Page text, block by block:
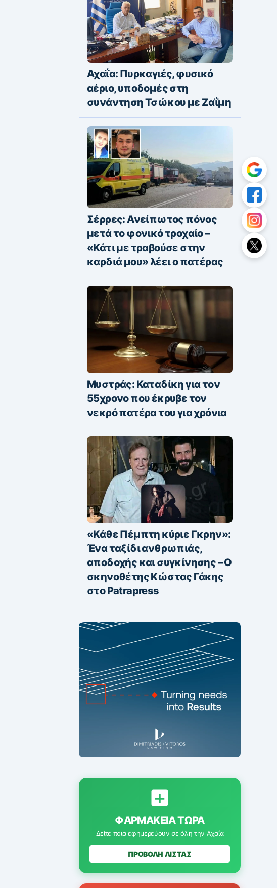
Αχαΐα: Πυρκαγιές, φυσικό
αέριο, υποδομές στη
συνάντηση Τσώκου με Ζαΐμη
Σέρρες: Ανείπωτος πόνος
μετά το φονικό τροχαίο –
«Κάτι με τραβούσε στην
καρδιά μου» λέει ο πατέρας
Μυστράς: Καταδίκη για τον
55χρονο που έκρυβε τον
νεκρό πατέρα του για χρόνια
«Κάθε Πέμπτη κύριε Γκρην»:
Ένα ταξίδι ανθρωπιάς,
αποδοχής και συγκίνησης – Ο
σκηνοθέτης Κώστας Γάκης
στο Patrapress
ΦΑΡΜΑΚΕΊΑ ΤΏΡΑ
Δείτε ποια εφημερεύουν σε όλη την Αχαΐα
ΠΡΟΒΟΛΗ ΛΙΣΤΑΣ